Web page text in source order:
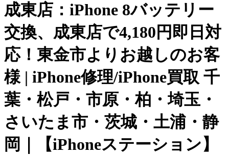
成東店：iPhone 8バッテリー
交換、成東店で4,180円即日対
応！東金市よりお越しのお客
様 | iPhone修理/iPhone買取 千
葉・松戸・市原・柏・埼玉・
さいたま市・茨城・土浦・静
岡｜【iPhoneステーション】